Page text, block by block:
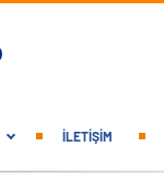
İLETIŞIM